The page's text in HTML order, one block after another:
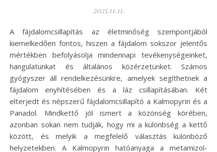
2025.11.11.
A fájdalomcsillapítás az életminőség szempontjából
kiemelkedően fontos, hiszen a fájdalom sokszor jelentős
mértékben befolyásolja mindennapi tevékenységeinket,
hangulatunkat és általános közérzetünket. Számos
gyógyszer áll rendelkezésünkre, amelyek segíthetnek a
fájdalom enyhítésében és a láz csillapításában. Két
elterjedt és népszerű fájdalomcsillapító a Kalmopyrin és a
Panadol. Mindkettő jól ismert a közönség körében,
azonban sokan nem tudják, hogy mi a különbség a kettő
között, és melyik a megfelelő választás különböző
helyzetekben. A Kalmopyrin hatóanyaga a metamizol-